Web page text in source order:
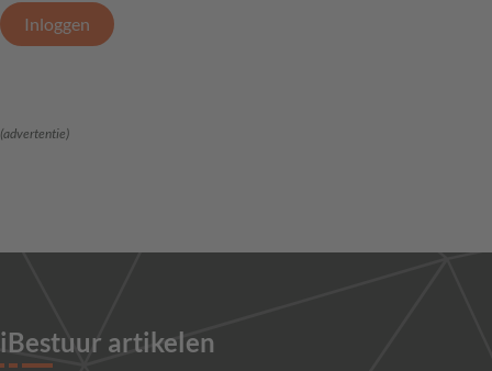
Inloggen
(advertentie)
iBestuur artikelen